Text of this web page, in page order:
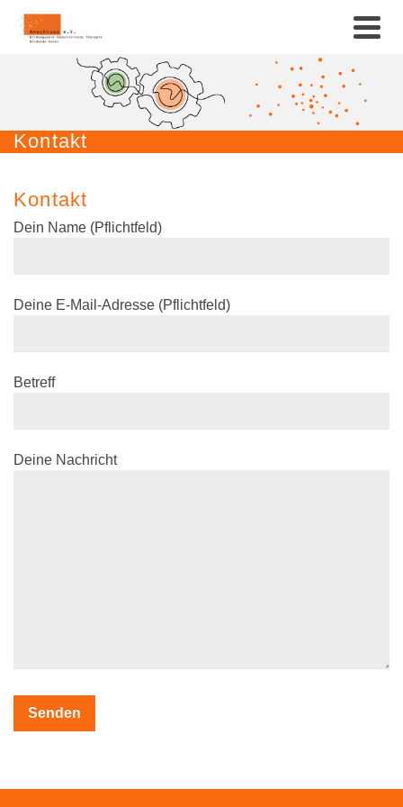
Kontakt
Kontakt
Dein Name (Pflichtfeld)
Deine E-Mail-Adresse (Pflichtfeld)
Betreff
Deine Nachricht